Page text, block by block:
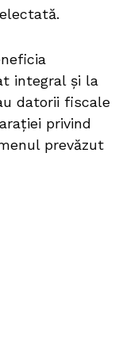
integral și la
datorii fiscale
privind
prevăzut